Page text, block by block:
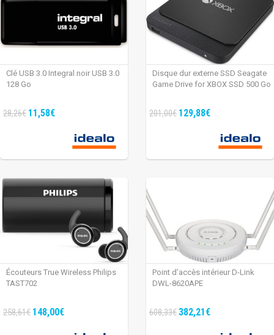
Clé USB 3.0 Integral noir USB 3.0
128 Go
28,26€ 11,58€
Disque dur externe SSD Seagate
Game Drive for XBOX SSD 500 Go
201,00€ 129,88€
Écouteurs True Wireless Philips
TAST702
258,61€ 148,00€
Point d’accès intérieur D-Link
DWL-8620APE
608,33€382,21€